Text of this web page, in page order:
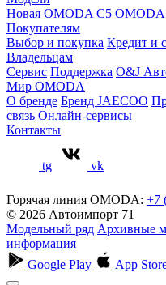
Новая OMODA C5 OMODA
Покупателям
Выбор и покупка Кредит и
Владельцам
Сервис Поддержка O&J
Мир OMODA
О бренде Бренд JAECOO
связь Онлайн-сервисы
Контакты
tg vk
Горячая линия OMODA: +7
© 2026 Автоимпорт 71
Модельный ряд Архивные
информация
Google Play
App